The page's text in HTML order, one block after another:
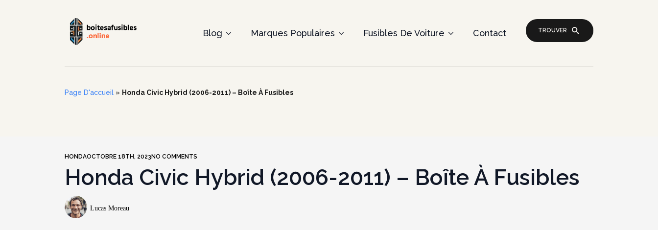
Blog Marques Populaires Fusibles De Voiture Contact TROUVER
Page D'accueil » Honda Civic Hybrid (2006-2011) – Boîte À Fusibles
HONDAOCTOBRE 18TH, 2023 NO COMMENTS
Honda Civic Hybrid (2006-2011) – Boîte À Fusibles
Lucas Moreau